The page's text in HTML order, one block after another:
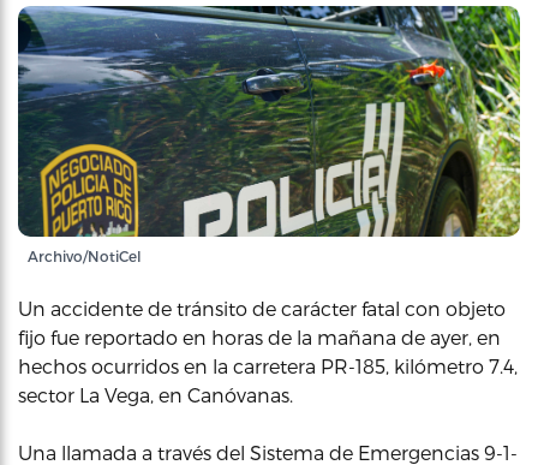
Archivo/NotiCel
Un accidente de tránsito de carácter fatal con objeto
fijo fue reportado en horas de la mañana de ayer, en
hechos ocurridos en la carretera PR-185, kilómetro 7.4,
sector La Vega, en Canóvanas.
Una llamada a través del Sistema de Emergencias 9-1-